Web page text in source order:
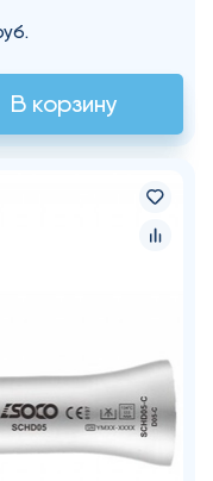
В корзину